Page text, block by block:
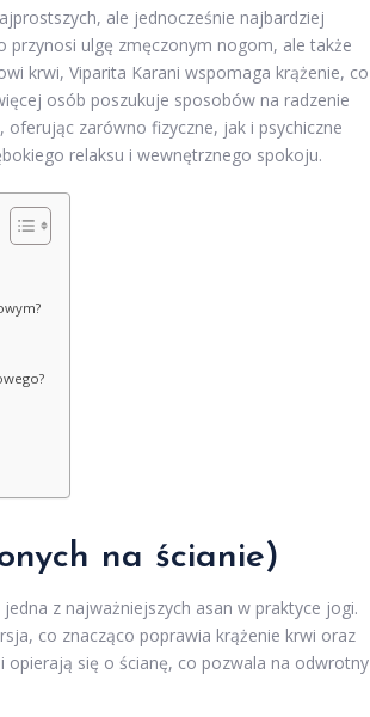
ale jednocześnie najbardziej
przynosi ulgę zmęczonym nogom, ale także
krwi, Viparita Karani wspomaga krążenie, co
osób poszukuje sposobów na radzenie
zarówno fizyczne, jak i psychiczne
relaksu i wewnętrznego spokoju.
na ścianie)
z najważniejszych asan w praktyce jogi.
co znacząco poprawia krążenie krwi oraz
opierają się o ścianę, co pozwala na odwrotny